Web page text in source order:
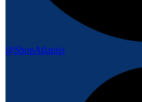
@ShopAtlantis